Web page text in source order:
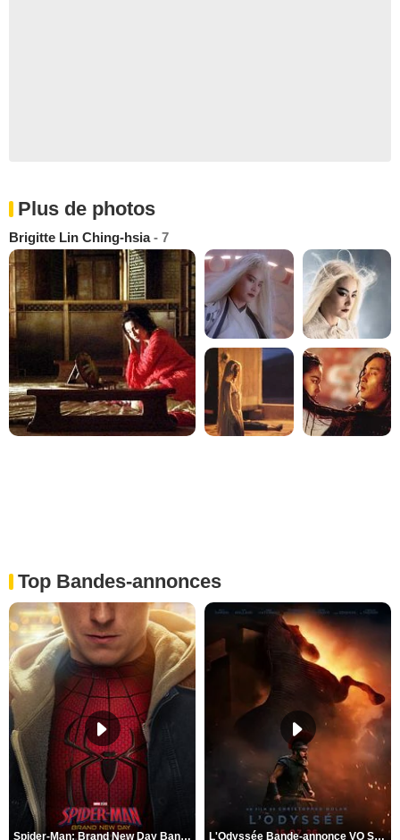
Plus de photos
Brigitte Lin Ching-hsia- 7
Top Bandes-annonces
Spider-Man: Brand New Day Bande-annonce VO STFR L'Odyssée Bande-annonce VO STFR